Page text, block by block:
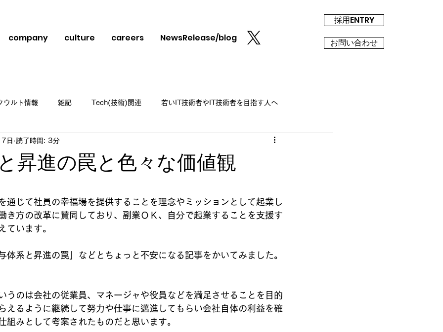
company culture careers NewsRelease/blog
採用ENTRY
お問い合わせ
ウルト情報 雑記 Tech(技術)関連 若いIT技術者やIT技術者を目指す人へ
メ
昇進の罠と色々な価値観
日 読了時間: 3分
通じて社員の幸福場を提供することを理念やミッションとして起業し
き方の改革に賛同しており、副業ＯＫ、自分で起業することを支援す
ています。
体系と昇進の罠」などとちょっと不安になる記事をかいてみました。
うのは会社の従業員、マネージャや役員などを満足させることを目的
えるように継続して努力や仕事に邁進してもらい会社自体の利益を確
組みとして考案されたものだと思います。